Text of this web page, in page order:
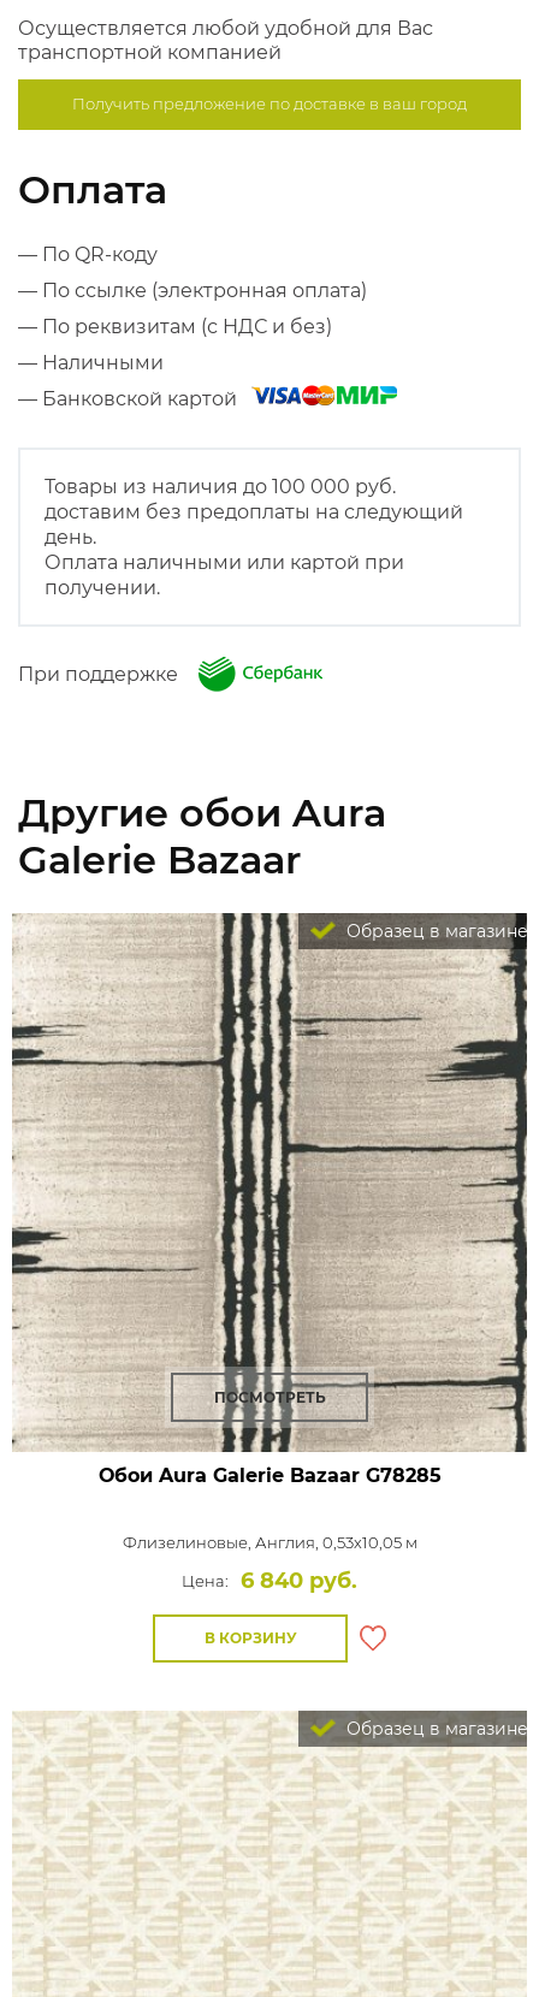
Осуществляется любой удобной для Вас
транспортной компанией
Получить предложение подоставке в ваш город
Оплата
— По QR-коду
— По ссылке (электронная оплата)
— По реквизитам (с НДС и без)
— Наличными
— Банковской картой
Товары из наличия до 100 000 руб.
доставим без предоплаты на следующий
день.
Оплата наличными или картой при
получении.
При поддержке
Другие обои Aura
Galerie Bazaar
Образец в магазине
ПОСМОТРЕТЬ
Обои Aura Galerie BazaarG78285
Флизелиновые, Англия, 0,53x10,05 м
Цена:
6 840 руб.
В КОРЗИНУ
Образец в магазине